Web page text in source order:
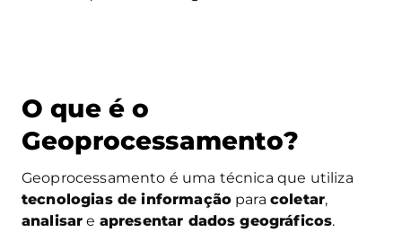
O que é o
Geoprocessamento?
Geoprocessamento é uma técnica que utiliza
tecnologias de informação para coletar,
analisar e apresentar dados geográficos.